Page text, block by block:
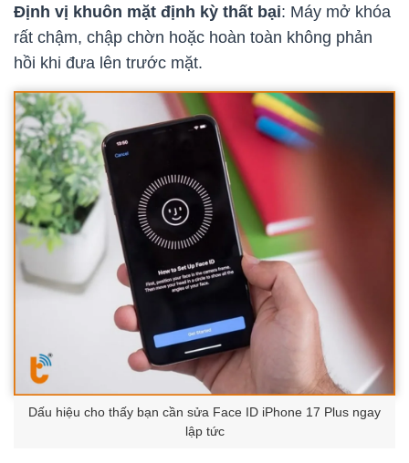
Định vị khuôn mặt định kỳ thất bại: Máy mở khóa
rất chậm, chập chờn hoặc hoàn toàn không phản
hồi khi đưa lên trước mặt.
Dấu hiệu cho thấy bạn cần sửa Face ID iPhone 17 Plus ngay
lập tức